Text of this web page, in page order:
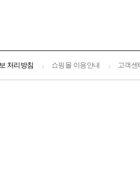
처리방침 쇼핑몰 이용안내 고객센